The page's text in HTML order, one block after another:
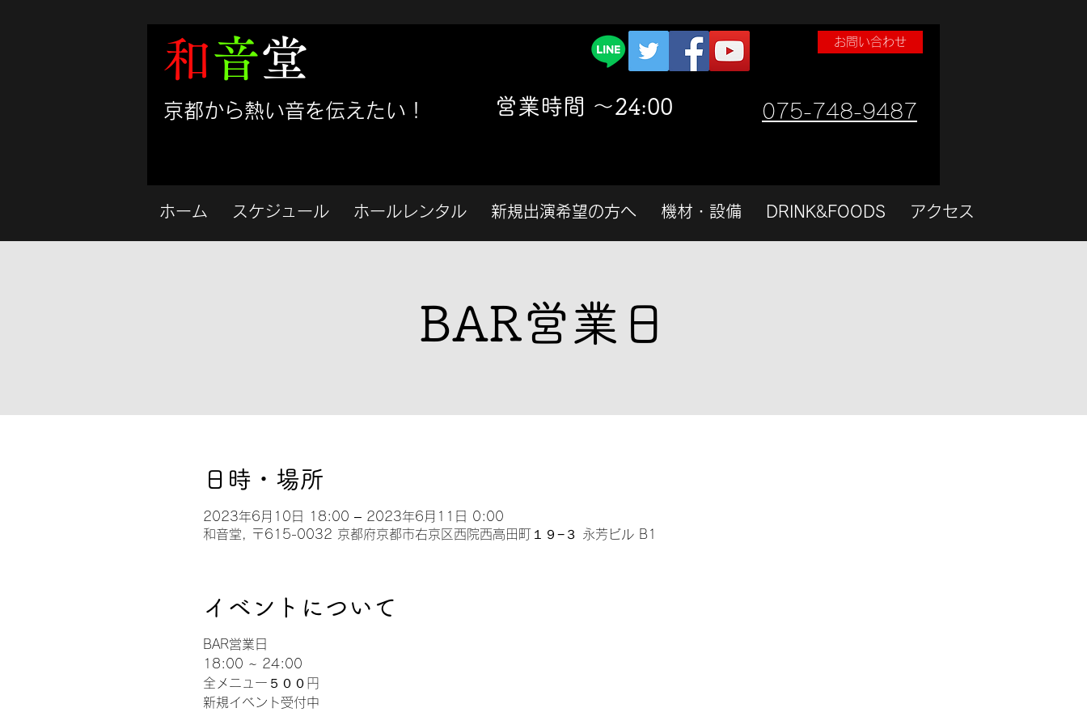
和音堂
​京都から熱い音を伝えたい！
お問い合わせ
​営業時間 〜24:00 075-748-9487
ホーム スケジュール ホールレンタル 新規出演希望の方へ 機材・設備 DRINK&FOODS アクセス
BAR営業日
日時・場所
2023年6月10日 18:00 – 2023年6月11日 0:00
和音堂, 〒615-0032 京都府京都市右京区西院西高田町１９−３ 永芳ビル B1
イベントについて
BAR営業日
18:00 ~ 24:00
全メニュー５００円
新規イベント受付中